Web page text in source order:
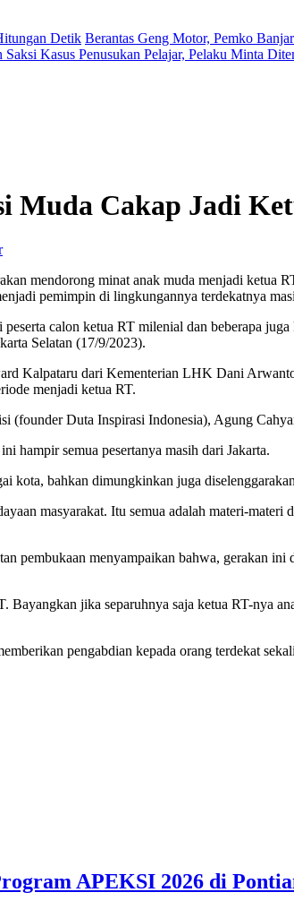
Detik Berantas Geng Motor, Pemko
Saksi Kasus Penusukan Pelajar, Pelaku Minta
Muda Cakap Jadi
mendorong minat anak muda menjadi
pemimpin di lingkungannya terdekatnya
calon ketua RT milenial dan beberapa
Selatan (17/9/2023).
Kalpataru dari Kementerian LHK Dani
menjadi ketua RT.
(founder Duta Inspirasi Indonesia), Agung
hampir semua pesertanya masih dari Jakarta.
kota, bahkan dimungkinkan juga
masyarakat. Itu semua adalah materi-
pembukaan menyampaikan bahwa, gerakan
jika separuhnya saja ketua RT-nya
pengabdian kepada orang terdekat
APEKSI 2026 di